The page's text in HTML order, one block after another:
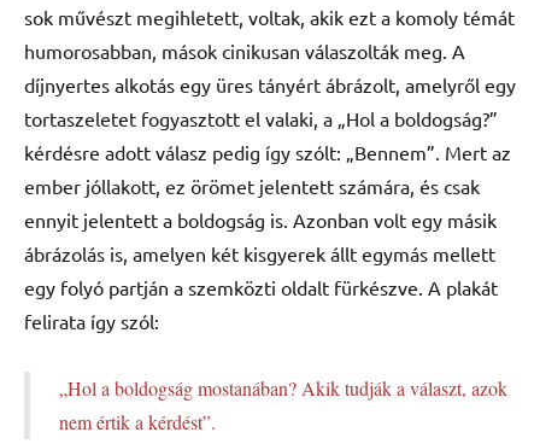
sok művészt megihletett, voltak, akik ezt a komoly témát
humorosabban, mások cinikusan válaszolták meg. A
díjnyertes alkotás egy üres tányért ábrázolt, amelyről egy
tortaszeletet fogyasztott el valaki, a „Hol a boldogság?”
kérdésre adott válasz pedig így szólt: „Bennem”. Mert az
ember jóllakott, ez örömet jelentett számára, és csak
ennyit jelentett a boldogság is. Azonban volt egy másik
ábrázolás is, amelyen két kisgyerek állt egymás mellett
egy folyó partján a szemközti oldalt fürkészve. A plakát
felirata így szól:
„Hol a boldogság mostanában? Akik tudják a választ, azok
nem értik a kérdést”.